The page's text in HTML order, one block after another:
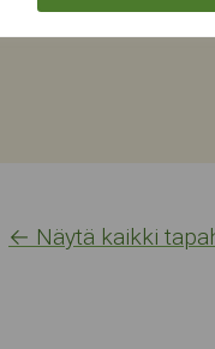
← Näytä kaikki